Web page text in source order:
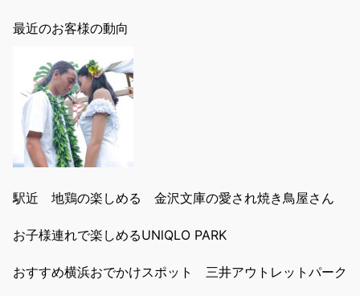
最近のお客様の動向
駅近 地鶏の楽しめる 金沢文庫の愛され焼き鳥屋さん
お子様連れで楽しめるUNlQLO PARK
おすすめ横浜おでかけスポット 三井アウトレットパーク